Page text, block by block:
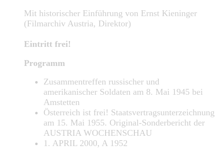
Mit historischer Einführung von Ernst Kieninger
(Filmarchiv Austria, Direktor)
Eintritt frei!
Programm
Zusammentreffen russischer und
amerikanischer Soldaten am 8. Mai 1945 bei
Amstetten
Österreich ist frei! Staatsvertragsunterzeichnung
am 15. Mai 1955. Original-Sonderbericht der
AUSTRIA WOCHENSCHAU
1. APRIL 2000, A 1952